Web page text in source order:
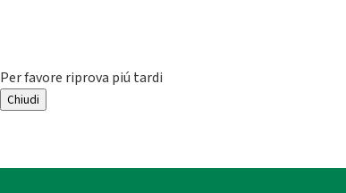
Per favore riprova piú tardi
Chiudi